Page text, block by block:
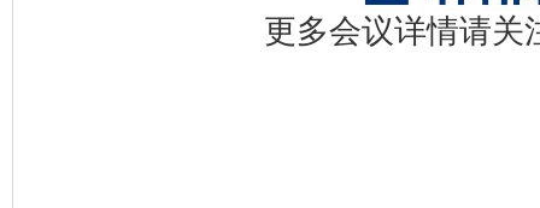
更多会议详情请关